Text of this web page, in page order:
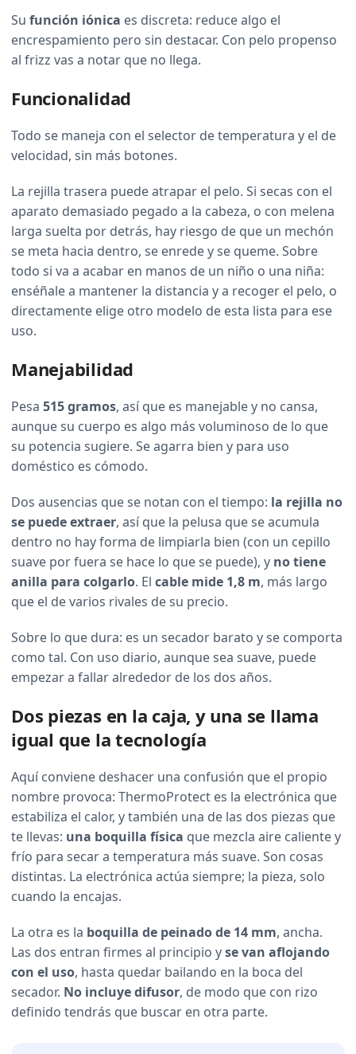
Su función iónica es discreta: reduce algo el
encrespamiento pero sin destacar. Con pelo propenso
al frizz vas a notar que no llega.
Funcionalidad
Todo se maneja con el selector de temperatura y el de
velocidad, sin más botones.
La rejilla trasera puede atrapar el pelo. Si secas con el
aparato demasiado pegado a la cabeza, o con melena
larga suelta por detrás, hay riesgo de que un mechón
se meta hacia dentro, se enrede y se queme. Sobre
todo si va a acabar en manos de un niño o una niña:
enséñale a mantener la distancia y a recoger el pelo, o
directamente elige otro modelo de esta lista para ese
uso.
Manejabilidad
Pesa 515 gramos, así que es manejable y no cansa,
aunque su cuerpo es algo más voluminoso de lo que
su potencia sugiere. Se agarra bien y para uso
doméstico es cómodo.
Dos ausencias que se notan con el tiempo: la rejilla no
se puede extraer, así que la pelusa que se acumula
dentro no hay forma de limpiarla bien (con un cepillo
suave por fuera se hace lo que se puede), y no tiene
anilla para colgarlo. El cable mide 1,8 m, más largo
que el de varios rivales de su precio.
Sobre lo que dura: es un secador barato y se comporta
como tal. Con uso diario, aunque sea suave, puede
empezar a fallar alrededor de los dos años.
Dos piezas en la caja, y una se llama
igual que la tecnología
Aquí conviene deshacer una confusión que el propio
nombre provoca: ThermoProtect es la electrónica que
estabiliza el calor, y también una de las dos piezas que
te llevas: una boquilla física que mezcla aire caliente y
frío para secar a temperatura más suave. Son cosas
distintas. La electrónica actúa siempre; la pieza, solo
cuando la encajas.
La otra es la boquilla de peinado de 14 mm, ancha.
Las dos entran firmes al principio yse van aflojando
con el uso, hasta quedar bailando en la boca del
secador. No incluye difusor, de modo que con rizo
definido tendrás que buscar en otra parte.